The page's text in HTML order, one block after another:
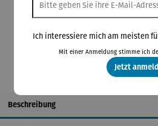
Beschreibung
Ich interessiere mich am meisten
Mit einer Anmeldung stimme ich
Jetzt